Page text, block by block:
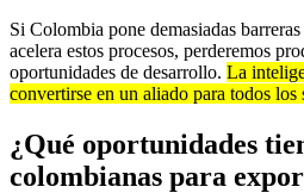
Si Colombia pone demasiadas
acelera estos procesos, perderemos
oportunidades de desarrollo. La
convertirse en un aliado para todos los
¿Qué oportunidades
colombianas para